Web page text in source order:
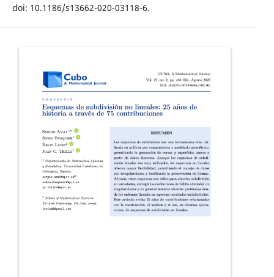
doi: 10.1186/s13662-020-03118-6.